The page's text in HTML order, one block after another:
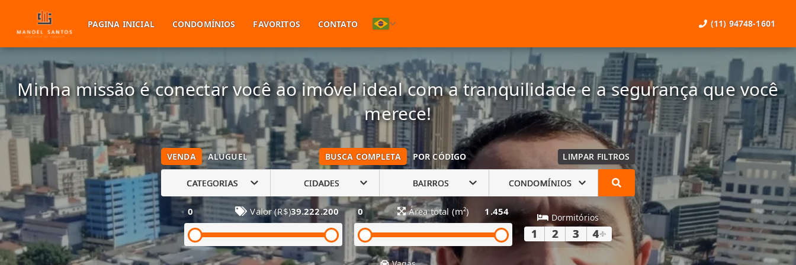
(11) 94748-1601
PAGINA INICIAL CONDOMÍNIOS FAVORITOS CONTATO (11) 94748-1601
Minha missão é conectar você ao imóvel ideal com a tranquilidade e a segurança que você
merece!
VENDA ALUGUEL BUSCA COMPLETA POR CÓDIGO LIMPAR FILTROS
CATEGORIAS CIDADES BAIRROS CONDOMÍNIOS
0 Valor (R$)39.222.200 0 Área total (m²) 1.454 Dormitórios
1 2 3 4+